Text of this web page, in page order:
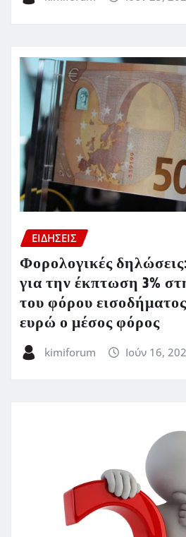
ΕΙΔΗΣΕΙΣ
Φορολογικές
για την έκπτωση 3%
του φόρου
ευρώ ο μέσος φόρος
kimiforum Ιούν 16,